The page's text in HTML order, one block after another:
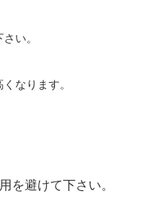
い。
なります。
を避けて下さい。